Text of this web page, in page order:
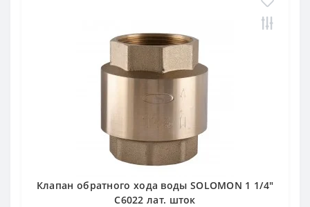
Клапан обратного хода воды SOLOMON 1 1/4″
C6022 лат. шток